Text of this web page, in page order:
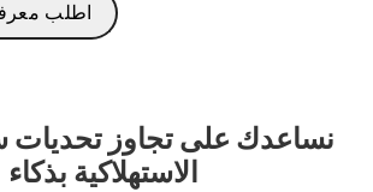
اطلب
نساعدك على تجاوز تحديات
الاستهلاكية بذكاء